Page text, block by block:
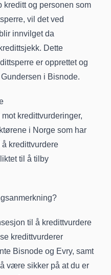
kreditt og personen som
vil det ved
innvilget da
Dette
er opprettet og
i Bisnode.
kredittvurderinger,
i Norge som har
kredittvurdere
til å tilby
til å kredittvurdere
kredittvurderer
Bisnode og Evry, samt
være sikker på at du er